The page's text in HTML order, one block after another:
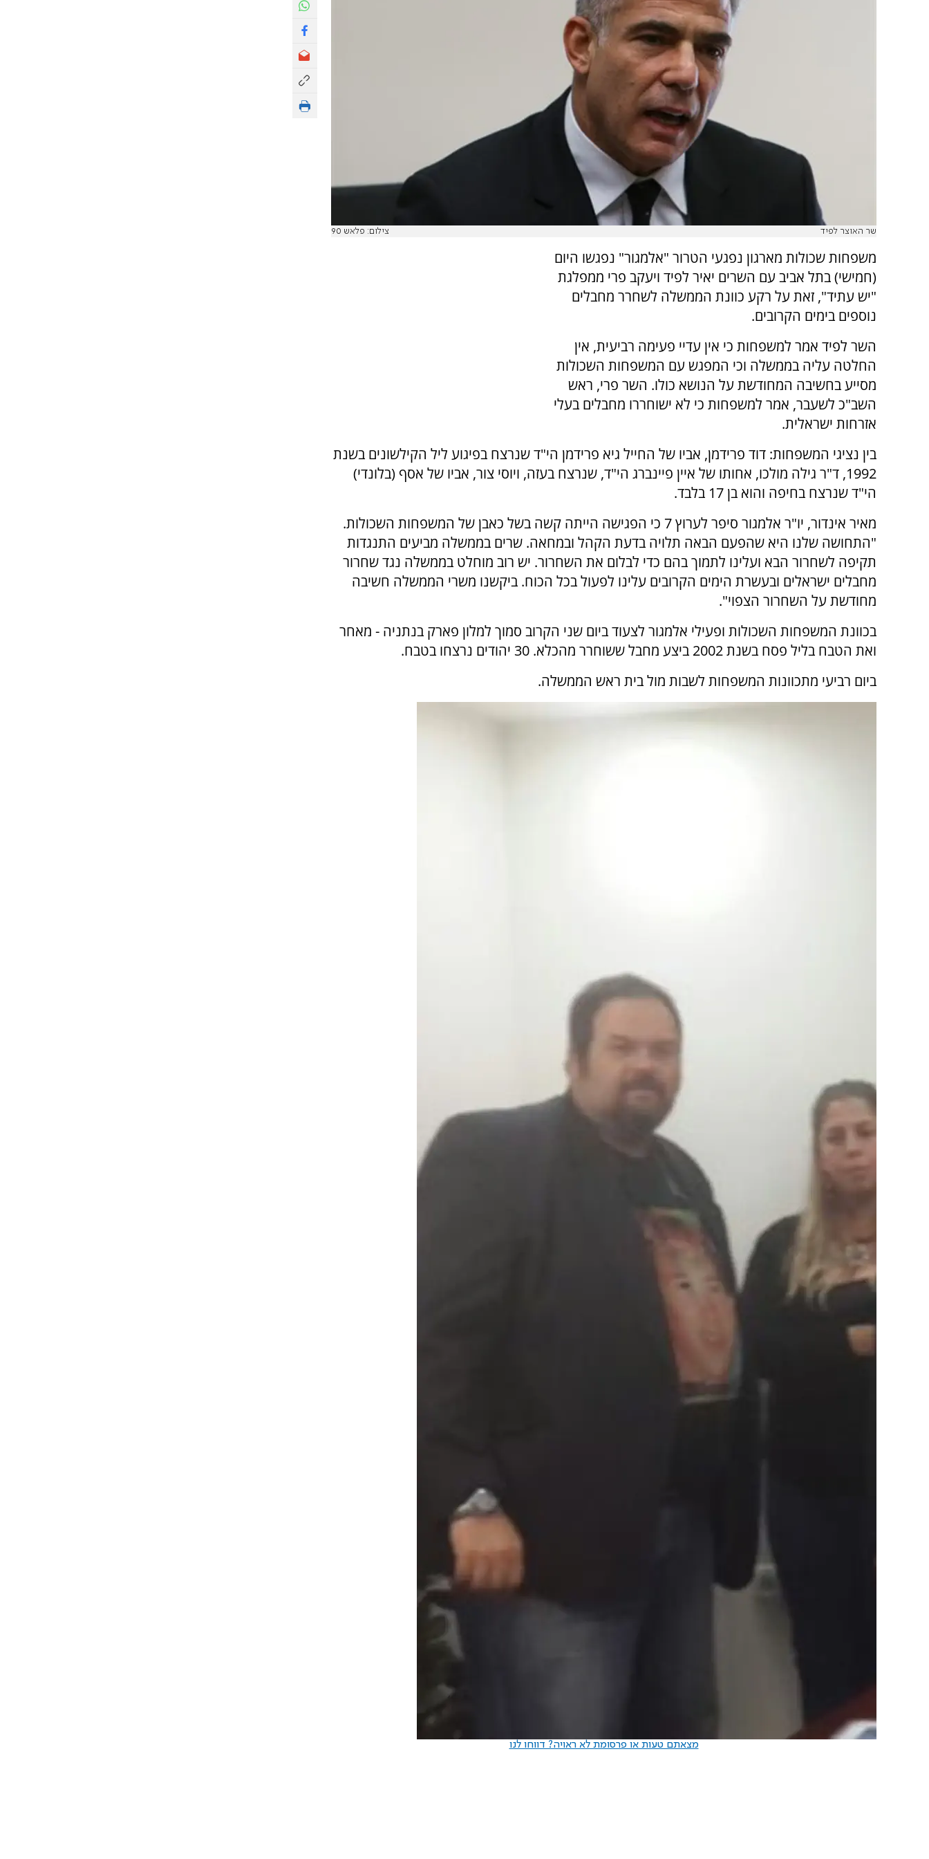
שר האוצר לפיד צילום: פלאש 90
משפחות שכולות מארגון נפגעי הטרור "אלמגור" נפגשו היום
(חמישי) בתל אביב עם השרים יאיר לפיד ויעקב פרי ממפלגת
"יש עתיד", זאת על רקע כוונת הממשלה לשחרר מחבלים
נוספים בימים הקרובים.
השר לפיד אמר למשפחות כי אין עדיי פעימה רביעית, אין
החלטה עליה בממשלה וכי המפגש עם המשפחות השכולות
מסייע בחשיבה המחודשת על הנושא כולו. השר פרי, ראש
השב"כ לשעבר, אמר למשפחות כי לא ישוחררו מחבלים בעלי
אזרחות ישראלית.
בין נציגי המשפחות: דוד פרידמן, אביו של החייל גיא פרידמן הי"ד שנרצח בפיגוע ליל הקילשונים בשנת
1992, ד"ר גילה מולכו, אחותו של איין פיינברג הי"ד, שנרצח בעזה, ויוסי צור, אביו של אסף (בלונדי)
הי"ד שנרצח בחיפה והוא בן 17 בלבד.
מאיר אינדור, יו"ר אלמגור סיפר לערוץ 7 כי הפגישה הייתה קשה בשל כאבן של המשפחות השכולות.
"התחושה שלנו היא שהפעם הבאה תלויה בדעת הקהל ובמחאה. שרים בממשלה מביעים התנגדות
תקיפה לשחרור הבא ועלינו לתמוך בהם כדי לבלום את השחרור. יש רוב מוחלט בממשלה נגד שחרור
מחבלים ישראלים ובעשרת הימים הקרובים עלינו לפעול בכל הכוח. ביקשנו משרי הממשלה חשיבה
מחודשת על השחרור הצפוי".
בכוונת המשפחות השכולות ופעילי אלמגור לצעוד ביום שני הקרוב סמוך למלון פארק בנתניה - מאחר
ואת הטבח בליל פסח בשנת 2002 ביצע מחבל ששוחרר מהכלא. 30 יהודים נרצחו בטבח.
ביום רביעי מתכוונות המשפחות לשבות מול בית ראש הממשלה.
מצאתם טעות או פרסומת לא ראויה? דווחו לנו